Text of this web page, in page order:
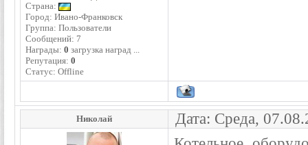
Страна:
Город: Ивано-Франковск
Группа: Пользователи
Сообщений: 7
Награды: 0 загрузка наград ...
Репутация: 0
Статус: Offline
Николай Дата: Среда,